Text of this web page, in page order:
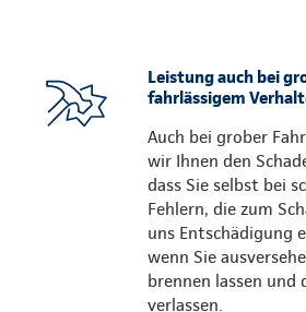
Leistung auch bei
fahrlässigem
Auch bei grober
wir Ihnen den
dass Sie selbst bei
Fehlern, die zum
uns Entschädigung
wenn Sie
brennen lassen und
verlassen.